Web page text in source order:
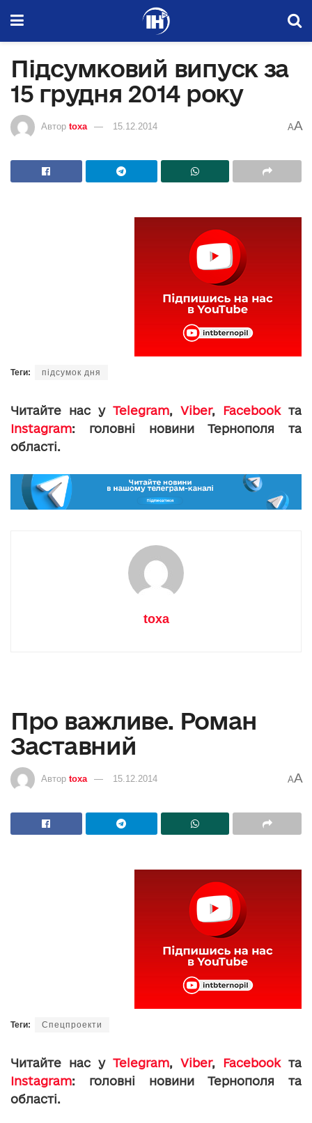
Підсумковий випуск за
15 грудня 2014 року
Автор toxa 15.12.2014 AA
Теги: підсумок дня
Читайте нас у Telegram, Viber, Facebookта
Instagram: головні новини Тернополя та
області.
toxa
Про важливе. Роман
Заставний
Автор toxa 15.12.2014 AA
Теги: Спецпроекти
Читайте нас у Telegram, Viber, Facebookта
Instagram: головні новини Тернополя та
області.